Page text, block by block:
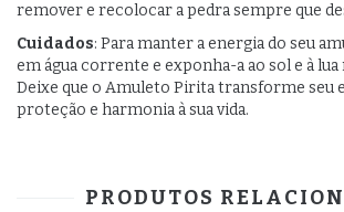
remover e recolocar a pedra sempre que
Cuidados: Para manter a energia do seu
em água corrente e exponha-a ao sol e à
Deixe que o Amuleto Pirita transforme seu
proteção e harmonia à sua vida.
PRODUTOS